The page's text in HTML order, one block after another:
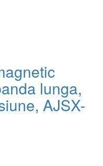
lunga,
AJSX-